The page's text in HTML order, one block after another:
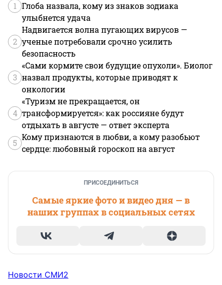
1 Глоба назвала, кому из знаков зодиака
улыбнется удача
2
Надвигается волна пугающих вирусов —
ученые потребовали срочно усилить
безопасность
3
«Сами кормите свои будущие опухоли». Биолог
назвал продукты, которые приводят к
онкологии
4
«Туризм не прекращается, он
трансформируется»: как россияне будут
отдыхать в августе — ответ эксперта
5
Кому признаются в любви, а кому разобьют
сердце: любовный гороскоп на август
ПРИСОЕДИНИТЬСЯ
Самые яркие фото и видео дня — в
наших группах в социальных сетях
Новости СМИ2